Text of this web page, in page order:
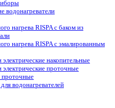
водонагреватели
нагрева RISPA с баком из
нагрева RISPA с эмалированным
электрические накопительные
электрические проточные
проточные
водонагревателей